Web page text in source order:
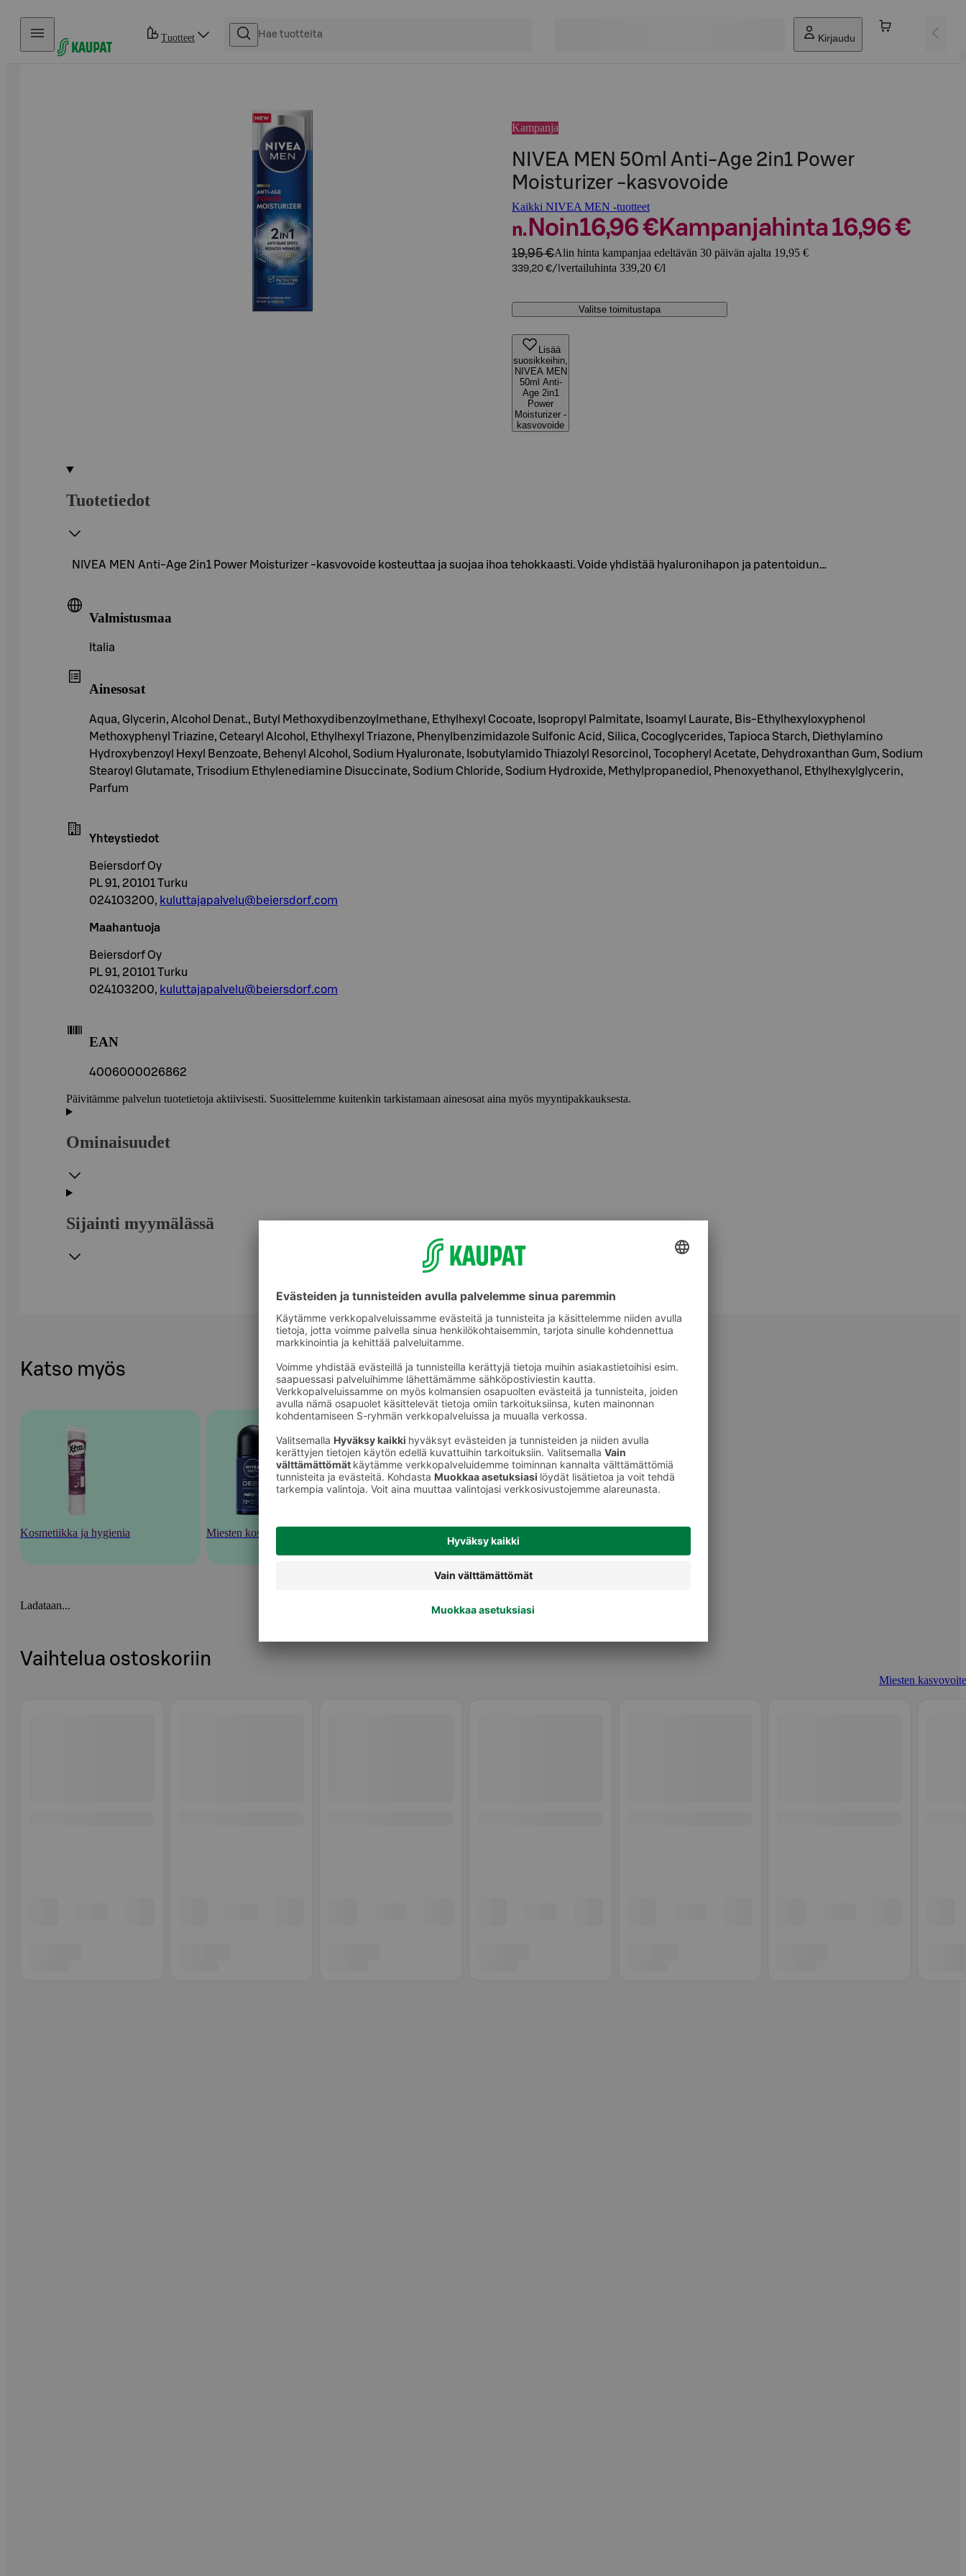
Hyppää sisältöön
Tuotteet Kirjaudu
Kampanja
NIVEA MEN 50ml Anti-Age 2in1 Power
Moisturizer -kasvovoide
Kaikki NIVEA MEN -tuotteet
n. Noin16,96 €Kampanjahinta 16,96 €
19,95 €Alin hinta kampanjaa edeltävän 30 päivän ajalta 19,95 €
339,20 €/l vertailuhinta 339,20 €/l
Valitse toimitustapa
Lisää
suosikkeihin,
NIVEA MEN
50ml Anti-
Age 2in1
Power
Moisturizer -
kasvovoide
Tuotetiedot
NIVEA MEN Anti-Age 2in1 Power Moisturizer -kasvovoide kosteuttaa ja suojaa ihoa tehokkaasti. Voide yhdistää hyaluronihapon ja patentoidun…
Valmistusmaa
Italia
Ainesosat
Aqua, Glycerin, Alcohol Denat., Butyl Methoxydibenzoylmethane, Ethylhexyl Cocoate, Isopropyl Palmitate, Isoamyl Laurate, Bis-Ethylhexyloxyphenol
Methoxyphenyl Triazine, Cetearyl Alcohol, Ethylhexyl Triazone, Phenylbenzimidazole Sulfonic Acid, Silica, Cocoglycerides, Tapioca Starch, Diethylamino
Hydroxybenzoyl Hexyl Benzoate, Behenyl Alcohol, Sodium Hyaluronate, Isobutylamido Thiazolyl Resorcinol, Tocopheryl Acetate, Dehydroxanthan Gum, Sodium
Stearoyl Glutamate, Trisodium Ethylenediamine Disuccinate, Sodium Chloride, Sodium Hydroxide, Methylpropanediol, Phenoxyethanol, Ethylhexylglycerin,
Parfum
Yhteystiedot
Beiersdorf Oy
PL 91, 20101 Turku
024103200, kuluttajapalvelu@beiersdorf.com
Maahantuoja
Beiersdorf Oy
PL 91, 20101 Turku
024103200, kuluttajapalvelu@beiersdorf.com
EAN
4006000026862
Päivitämme palvelun tuotetietoja aktiivisesti. Suosittelemme kuitenkin tarkistamaan ainesosat aina myös myyntipakkauksesta.
Ominaisuudet
Sijainti myymälässä
Katso myös
Kosmetiikka ja hygienia Miesten kosmetiikka
Ladataan...
Vaihtelua ostoskoriin
Miesten